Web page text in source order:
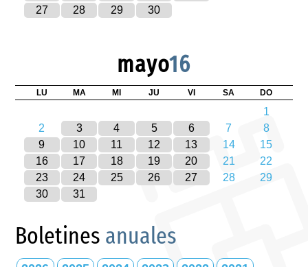
27
28 29 30
mayo16
LU MA MI JU VI SA DO
1
2
3 4 5 6 7
8
9
10 11 12 13 14
15
16
17 18 19 20 21
22
23
24 25 26 27 28
29
30
31
Boletines anuales